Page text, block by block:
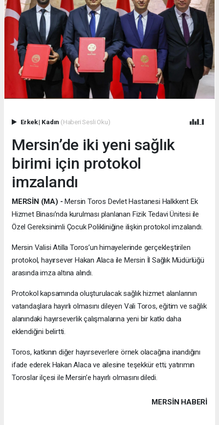
Erkek| Kadın (Haberi Sesli Oku)
Mersin’de iki yeni sağlık
birimi için protokol
imzalandı
MERSİN (MA) - Mersin Toros Devlet Hastanesi Halkkent Ek
Hizmet Binası’nda kurulması planlanan Fizik Tedavi Ünitesi ile
Özel Gereksinimli Çocuk Polikliniğine ilişkin protokol imzalandı.
Mersin Valisi Atilla Toros’un himayelerinde gerçekleştirilen
protokol, hayırsever Hakan Alaca ile Mersin İl Sağlık Müdürlüğü
arasında imza altına alındı.
Protokol kapsamında oluşturulacak sağlık hizmet alanlarının
vatandaşlara hayırlı olmasını dileyen Vali Toros, eğitim ve sağlık
alanındaki hayırseverlik çalışmalarına yeni bir katkı daha
eklendiğini belirtti.
Toros, katkının diğer hayırseverlere örnek olacağına inandığını
ifade ederek Hakan Alaca ve ailesine teşekkür etti; yatırımın
Toroslar ilçesi ile Mersin’e hayırlı olmasını diledi.
MERSIN HABERİ